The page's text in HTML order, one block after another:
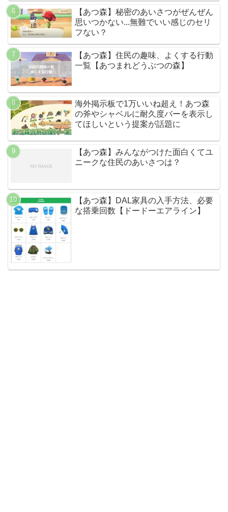
【あつ森】秘密のあいさつがぜんぜん
思いつかない...無難でいい感じのセリ
フない？
【あつ森】住民の趣味、よくする行動
一覧【あつまれどうぶつの森】
海外掲示板で1万いいね超え！あつ森
の斧やシャベルに耐久度バーを表示し
てほしいという提案が話題に
【あつ森】みんながつけた面白くてユ
ニークな住民のあいさつは？
【あつ森】DAL家具の入手方法、必要
な搭乗回数【ドードーエアライン】